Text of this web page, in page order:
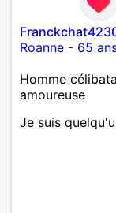
Roanne - 65
Homme
amoureuse
Je suis